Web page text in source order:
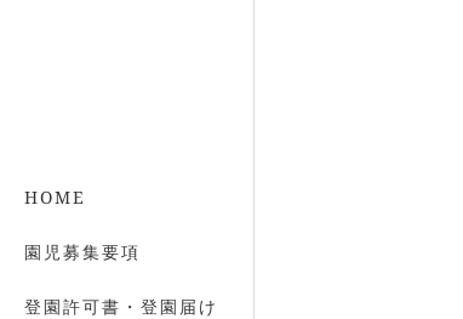
HOME
園児募集要項
登園許可書・登園届け